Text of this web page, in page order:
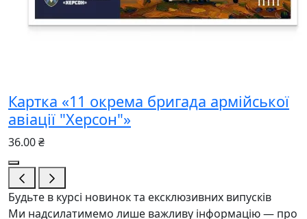
Картка «11 окрема бригада армійської
авіації "Херсон"»
36.00 ₴
Будьте в курсі новинок та ексклюзивних випусків
Ми надсилатимемо лише важливу інформацію — про